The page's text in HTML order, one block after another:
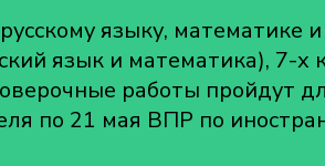
языку, математике
язык и математика), 7-х
работы пройдут
по 21 мая ВПР по